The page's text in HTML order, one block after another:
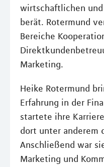
wirtschaftlichen
berät. Rotermund
Bereiche
Marketing.
Heike Rotermund
Erfahrung in der
startete ihre
dort unter anderem
Anschließend war
Marketing und